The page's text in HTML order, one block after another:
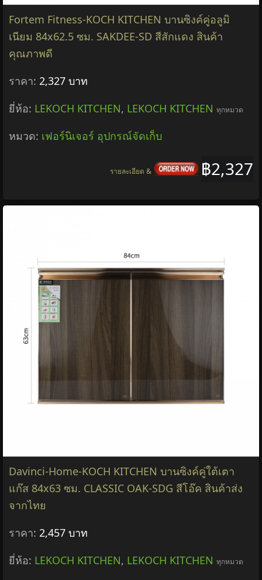
Fortem Fitness-KOCH KITCHEN บานซิงค์คู่อลูมิ
เนียม 84x62.5 ซม. SAKDEE-SD สีสักแดง สินค้า
คุณภาพดี
ราคา: 2,327 บาท
ยี่ห้อ: LEKOCH KITCHEN, LEKOCH KITCHEN ทุกหมวด
หมวด: เฟอร์นิเจอร์ อุปกรณ์จัดเก็บ
฿2,327
รายละเอียด &
Davinci-Home-KOCH KITCHEN บานซิงค์คู่ใต้เตา
แก๊ส 84x63 ซม. CLASSIC OAK-SDG สีโอ๊ค สินค้าส่ง
จากไทย
ราคา: 2,457 บาท
ยี่ห้อ: LEKOCH KITCHEN, LEKOCH KITCHEN ทุกหมวด